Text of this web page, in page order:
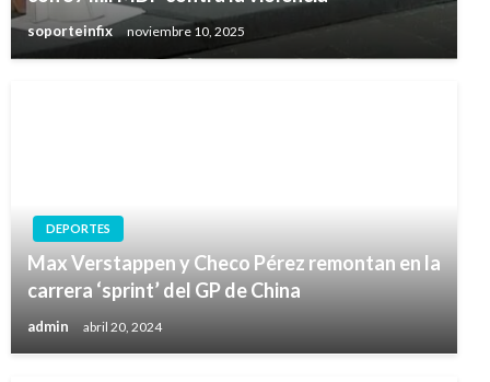
soporteinfix noviembre 10, 2025
DEPORTES
Max Verstappen y Checo Pérez remontan en la
carrera ‘sprint’ del GP de China
admin abril 20, 2024